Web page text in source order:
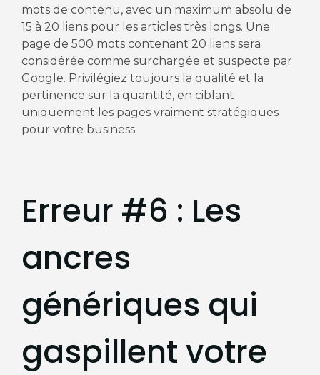
mots de contenu, avec un maximum absolu de
15 à 20 liens pour les articles très longs. Une
page de 500 mots contenant 20 liens sera
considérée comme surchargée et suspecte par
Google. Privilégiez toujours la qualité et la
pertinence sur la quantité, en ciblant
uniquement les pages vraiment stratégiques
pour votre business.
Erreur #6 : Les
ancres
génériques qui
gaspillent votre